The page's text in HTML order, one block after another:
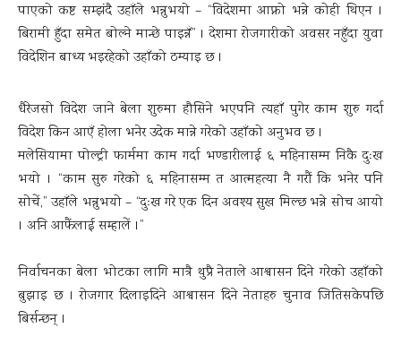
पाएको कष्ट सम्झंदै उहाँले भन्नुभयो – “विदेशमा आफ्नो भन्ने कोही थिएन ।
बिरामी हुँदा समेत बोल्ने मान्छे पाइन्नँ” । देशमा रोजगारीको अवसर नहुँदा युवा
विदेशिन बाध्य भइरहेको उहाँको ठम्याइ छ ।
धैरेजसो विदेश जाने बेला शुरुमा हौसिने भएपनि त्यहाँ पुगेर काम शुरु गर्दा
विदेश किन आएँ होला भनेर उदेक मान्ने गरेको उहाँको अनुभव छ ।
मलेसियामा पोल्ट्री फार्ममा काम गर्दा भण्डारीलाई ६ महिनासम्म निकै दुःख
भयो । “काम सुरु गरेको ६ महिनासम्म त आत्महत्या नै गरौं कि भनेर पनि
सोचें,” उहाँले भन्नुभयो – “दुःख गरे एक दिन अवश्य सुख मिल्छ भन्ने सोच आयो
। अनि आफैंलाई सम्हालें ।”
निर्वाचनका बेला भोटका लागि मात्रै थुप्रै नेताले आश्वासन दिने गरेको उहाँको
बुझाइ छ । रोजगार दिलाइदिने आश्वासन दिने नेताहरु चुनाव जितिसकेपछि
बिर्सन्छन् ।